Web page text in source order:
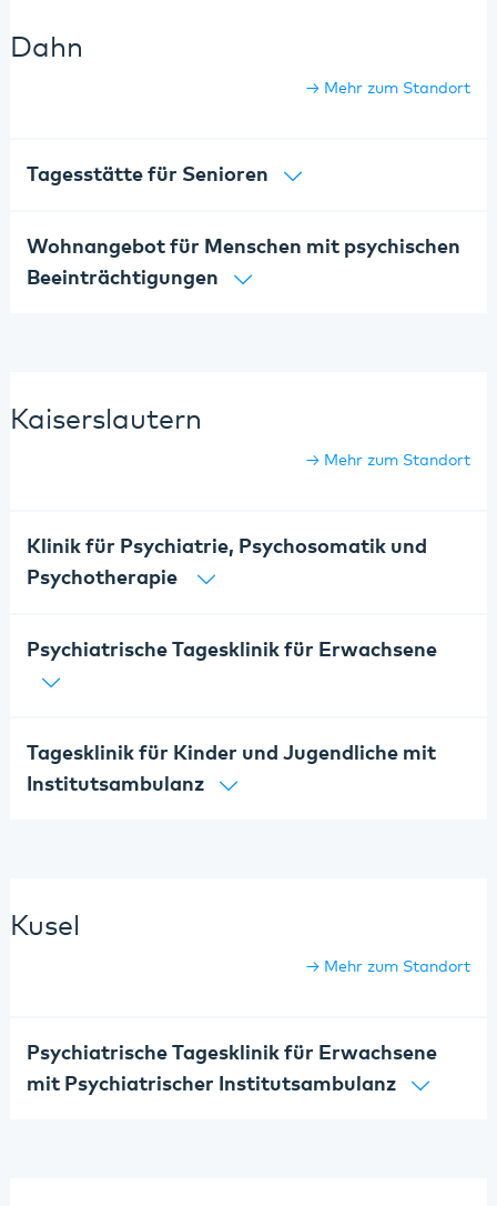
Dahn
Mehr zum Standort
Tagesstätte für Senioren
Wohnangebot für Menschen mit psychischen
Beeinträchtigungen
Kaiserslautern
Mehr zum Standort
Klinik für Psychiatrie, Psychosomatik und
Psychotherapie
Psychiatrische Tagesklinik für Erwachsene
Tagesklinik für Kinder und Jugendliche mit
Institutsambulanz
Kusel
Mehr zum Standort
Psychiatrische Tagesklinik für Erwachsene
mit Psychiatrischer Institutsambulanz